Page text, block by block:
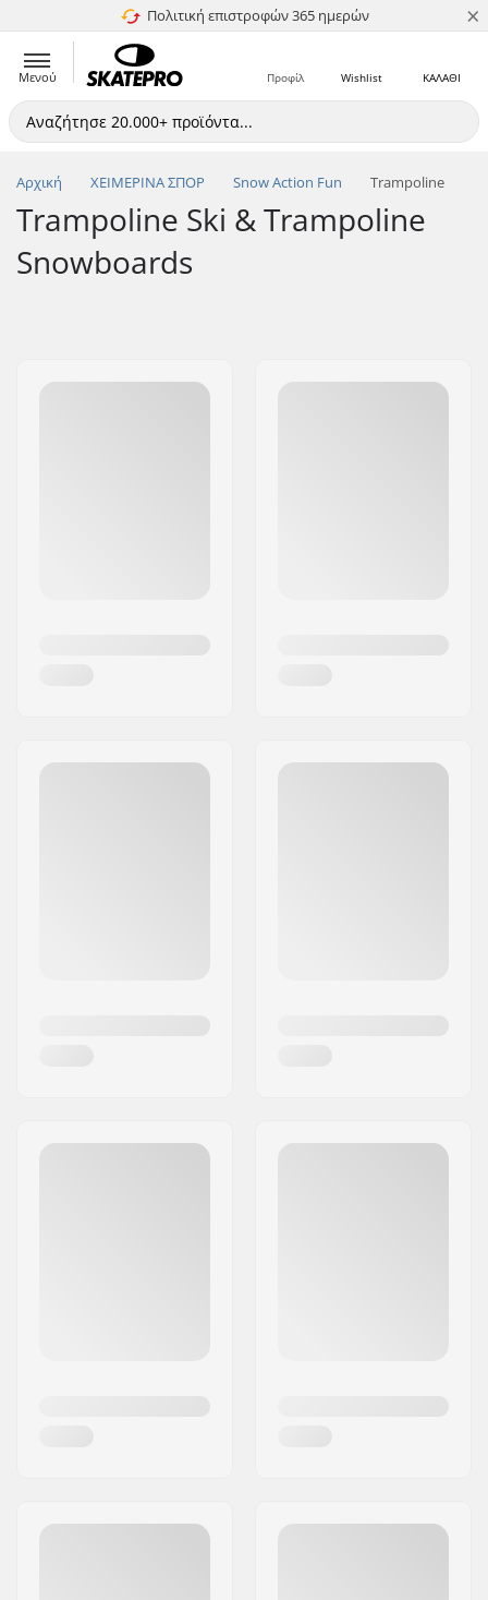
Πολιτική επιστροφών 365 ημερών
4.8 στα 5 ×
Μενού ΚΑΛΑΘΙ
Wishlist
Προφίλ
Αρχική ΧΕΙΜΕΡΙΝΑ ΣΠΟΡ Snow Action Fun Trampoline
Trampoline Ski & Trampoline
Snowboards